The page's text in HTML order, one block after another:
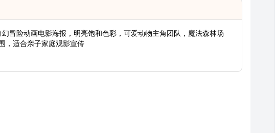
冒险动画电影海报，明亮饱和色彩，可爱动物主角团队，魔法森林场
，适合亲子家庭观影宣传